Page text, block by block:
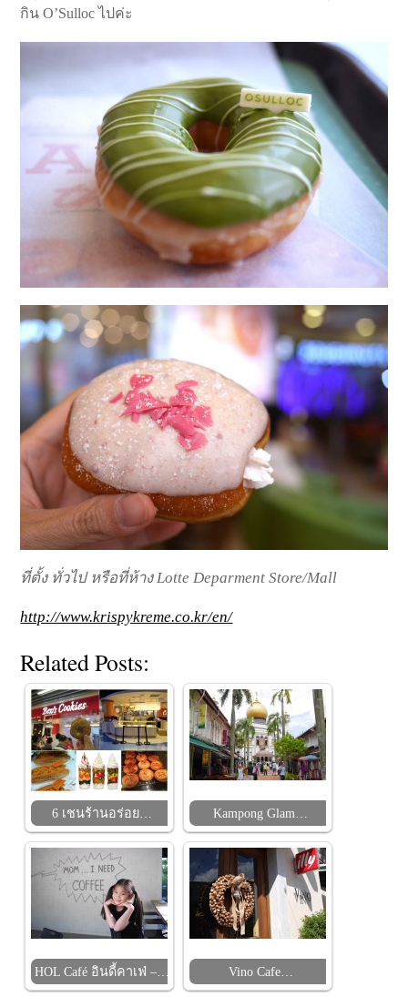
กิน O’Sulloc ไปค่ะ
ที่ตั้ง ทั่วไป หรือที่ห้าง Lotte Deparment Store/Mall
http://www.krispykreme.co.kr/en/
Related Posts:
6 เชนร้านอร่อย… Kampong Glam…
HOL Café อินดี้คาเฟ่ –… Vino Cafe…